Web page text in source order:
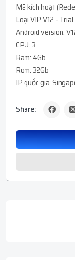
Mã kích hoạt
Loại VIP V12 -
Android version:
CPU: 3
Ram: 4Gb
Rom: 32Gb
IP quốc gia:
Share: